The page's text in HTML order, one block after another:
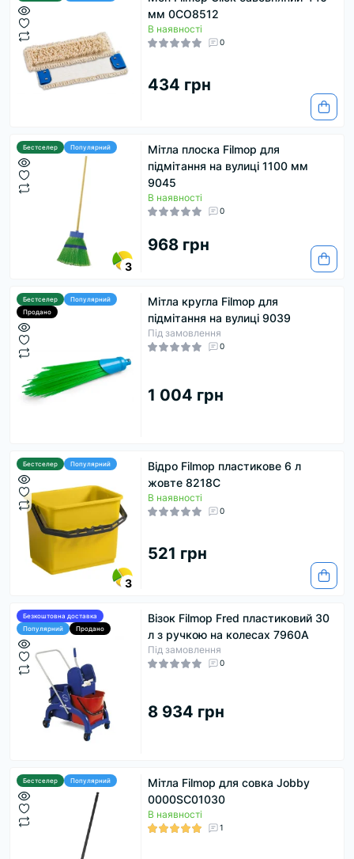
мм 0CO8512
В наявності
0
434 грн
Бестселер Популярний
3
Мітла плоска Filmop для
підмітання на вулиці 1100 мм
9045
В наявності
0
968 грн
Бестселер
Популярний
Продано
Мітла кругла Filmop для
підмітання на вулиці 9039
Під замовлення
0
1 004 грн
Бестселер Популярний
3
Відро Filmop пластикове 6 л
жовте 8218C
В наявності
0
521 грн
Безкоштовна доставка
Популярний
Продано
Візок Filmop Fred пластиковий 30
л з ручкою на колесах 7960A
Під замовлення
0
8 934 грн
Бестселер Популярний
Мітла Filmop для совка Jobby
0000SC01030
В наявності
1